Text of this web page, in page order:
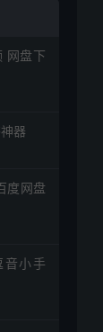
网盘下
器
度网盘
小手